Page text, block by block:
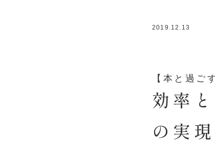
2019.12.13
【本と過ご
効率
の実現